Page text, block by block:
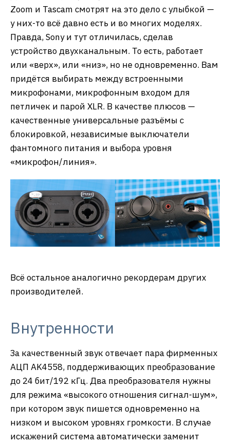
Zoom и Tascam смотрят на это дело с улыбкой —
у них-то всё давно есть и во многих моделях.
Правда, Sony и тут отличилась, сделав
устройство двухканальным. То есть, работает
или «верх», или «низ», но не одновременно. Вам
придётся выбирать между встроенными
микрофонами, микрофонным входом для
петличек и парой XLR. В качестве плюсов —
качественные универсальные разъёмы с
блокировкой, независимые выключатели
фантомного питания и выбора уровня
«микрофон/линия».
Всё остальное аналогично рекордерам других
производителей.
Внутренности
За качественный звук отвечает пара фирменных
АЦП AK4558, поддерживающих преобразование
до 24 бит/192 кГц. Два преобразователя нужны
для режима «высокого отношения сигнал-шум»,
при котором звук пишется одновременно на
низком и высоком уровнях громкости. В случае
искажений система автоматически заменит